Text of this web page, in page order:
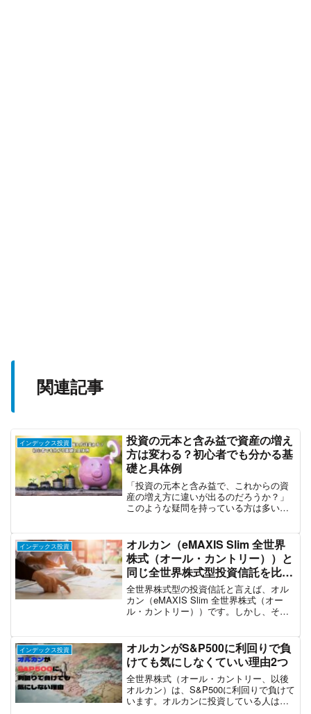
関連記事
インデックス投資
投資の元本と含み益で資産の増え
方は変わる？初心者でも分かる基
礎と具体例
「投資の元本と含み益で、これからの資
産の増え方に違いが出るのだろうか？」
このような疑問を持っている方は多いの
に疑問を持ちやすく、資産運用の増え方
にどんな影響があるのか気...
インデックス投資
オルカン（eMAXIS Slim 全世界
株式（オール・カントリー））と
同じ全世界株式型投資信託を比較
してみた
全世界株式型の投資信託と言えば、オル
カン（eMAXIS Slim 全世界株式（オー
ル・カントリー））です。しかし、それ
界株式型の投資信託を比較した上で、オ
ルカンの優位性...
インデックス投資
オルカンがS&P500に利回りで負
けても気にしなくていい理由2つ
全世界株式（オール・カントリー、以後
オルカン）は、S&P500に利回りで負けて
います。オルカンに投資している人は不